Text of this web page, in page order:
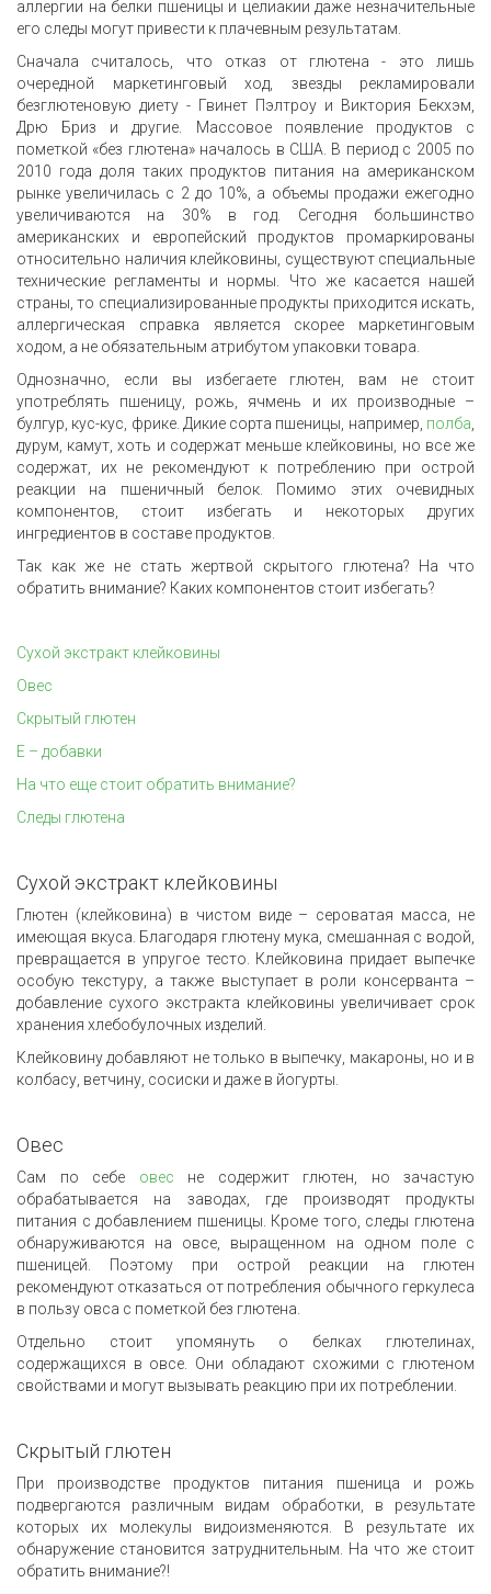
аллергии на белки пшеницы и целиакии даже незначительные
его следы могут привести к плачевным результатам.
Сначала считалось, что отказ от глютена - это лишь
очередной маркетинговый ход, звезды рекламировали
безглютеновую диету - Гвинет Пэлтроу и Виктория Бекхэм,
Дрю Бриз и другие. Массовое появление продуктов с
пометкой «без глютена» началось в США. В период с 2005 по
2010 года доля таких продуктов питания на американском
рынке увеличилась с 2 до 10%, а объемы продажи ежегодно
увеличиваются на 30% в год. Сегодня большинство
американских и европейский продуктов промаркированы
относительно наличия клейковины, существуют специальные
технические регламенты и нормы. Что же касается нашей
страны, то специализированные продукты приходится искать,
аллергическая справка является скорее маркетинговым
ходом, а не обязательным атрибутом упаковки товара.
Однозначно, если вы избегаете глютен, вам не стоит
употреблять пшеницу, рожь, ячмень и их производные –
булгур, кус-кус, фрике. Дикие сорта пшеницы, например, полба
дурум, камут, хоть и содержат меньше клейковины, но все же
содержат, их не рекомендуют к потреблению при острой
реакции на пшеничный белок. Помимо этих очевидных
компонентов, стоит избегать и некоторых других
ингредиентов в составе продуктов.
Так как же не стать жертвой скрытого глютена? На что
обратить внимание? Каких компонентов стоит избегать?
Сухой экстракт клейковины
Овес
Скрытый глютен
E – добавки
На что еще стоит обратить внимание?
Следы глютена
Сухой экстракт клейковины
Глютен (клейковина) в чистом виде – сероватая масса, не
имеющая вкуса. Благодаря глютену мука, смешанная с водой,
превращается в упругое тесто. Клейковина придает выпечке
особую текстуру, а также выступает в роли консерванта –
добавление сухого экстракта клейковины увеличивает срок
хранения хлебобулочных изделий.
Клейковину добавляют не только в выпечку, макароны, но и в
колбасу, ветчину, сосиски и даже в йогурты.
Овес
Сам по себе овес не содержит глютен, но зачастую
обрабатывается на заводах, где производят продукты
питания с добавлением пшеницы. Кроме того, следы глютена
обнаруживаются на овсе, выращенном на одном поле с
пшеницей. Поэтому при острой реакции на глютен
рекомендуют отказаться от потребления обычного геркулеса
в пользу овса с пометкой без глютена.
Отдельно стоит упомянуть о белках глютелинах,
содержащихся в овсе. Они обладают схожими с глютеном
свойствами и могут вызывать реакцию при их потреблении.
Скрытый глютен
При производстве продуктов питания пшеница и рожь
подвергаются различным видам обработки, в результате
которых их молекулы видоизменяются. В результате их
обнаружение становится затруднительным. На что же стоит
обратить внимание?!